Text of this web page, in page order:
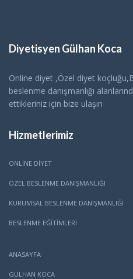
Diyetisyen Gülhan Koca
Online diyet ,Özel diyet
beslenme danışmanlığı
ettikleriniz için bize ulaşın
Hizmetlerimiz
ONLINE DIYET
ÖZEL BESLENME DANIŞMANLIĞI
KURUMSAL BESLENME DANIŞMANLIĞI
BESLENME EĞITIMLERI
ANASAYFA
GÜLHAN KOCA